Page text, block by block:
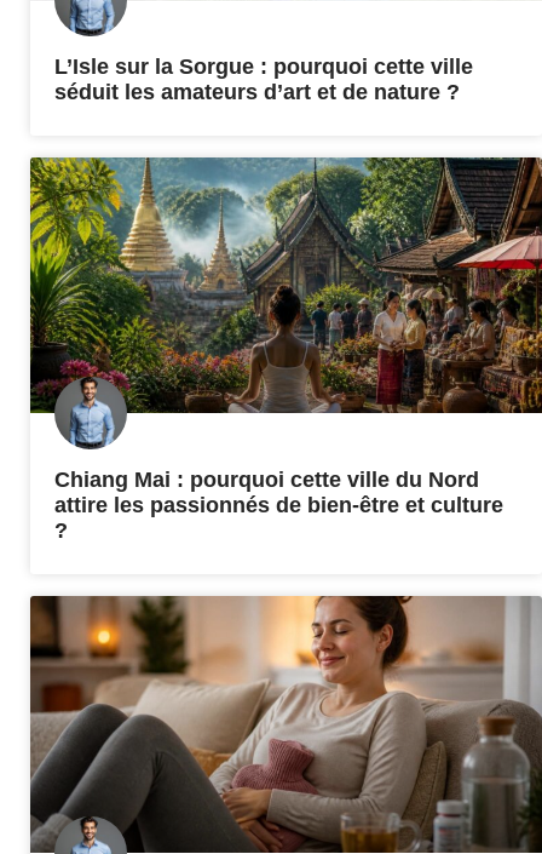
L’Isle sur la Sorgue : pourquoi cette ville
séduit les amateurs d’art et de nature ?
Chiang Mai : pourquoi cette ville du Nord
attire les passionnés de bien-être et culture
?